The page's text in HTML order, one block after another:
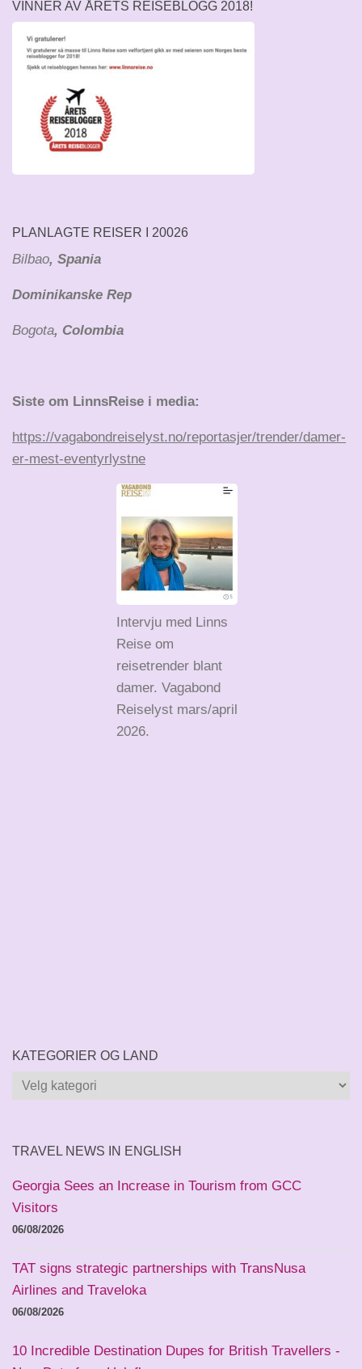
VINNER AV ÅRETS REISEBLOGG 2018!
PLANLAGTE REISER I 20026
Bilbao, Spania
Dominikanske Rep
Bogota, Colombia
Siste om LinnsReise i media:
https://vagabondreiselyst.no/reportasjer/trender/damer-
er-mest-eventyrlystne
Intervju med Linns
Reise om
reisetrender blant
damer. Vagabond
Reiselyst mars/april
2026.
KATEGORIER OG LAND
Kategorier
TRAVEL NEWS IN ENGLISH
Georgia Sees an Increase in Tourism from GCC
Visitors
06/08/2026
TAT signs strategic partnerships with TransNusa
Airlines and Traveloka
06/08/2026
10 Incredible Destination Dupes for British Travellers -